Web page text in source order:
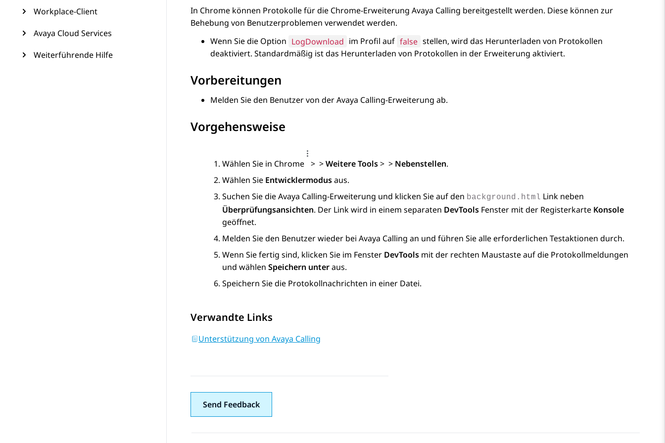
Workplace-Client
Avaya Cloud Services
Weiterführende Hilfe
In Chrome können Protokolle für die Chrome-Erweiterung Avaya Calling bereitgestellt werden. Diese können zur
Behebung von Benutzerproblemen verwendet werden.
Wenn Sie die Option LogDownload im Profil auf false stellen, wird das Herunterladen von Protokollen
deaktiviert. Standardmäßig ist das Herunterladen von Protokollen in der Erweiterung aktiviert.
Vorbereitungen
Melden Sie den Benutzer von der Avaya Calling-Erweiterung ab.
Vorgehensweise
Wählen Sie in Chrome > >Weitere Tools> > Nebenstellen.
Wählen Sie Entwicklermodusaus.
Suchen Sie die Avaya Calling-Erweiterung und klicken Sie auf den background.html Link neben
Überprüfungsansichten. Der Link wird in einem separaten DevTools Fenster mit der Registerkarte Konsole
geöffnet.
Melden Sie den Benutzer wieder bei Avaya Calling an und führen Sie alle erforderlichen Testaktionen durch.
Wenn Sie fertig sind, klicken Sie im Fenster DevTools mit der rechten Maustaste auf die Protokollmeldungen
und wählen Speichern unteraus.
Speichern Sie die Protokollnachrichten in einer Datei.
Verwandte Links
Unterstützung von Avaya Calling
Send Feedback